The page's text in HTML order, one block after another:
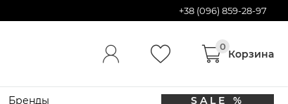
+38 (096) 859-28-97
Бренды SALE %